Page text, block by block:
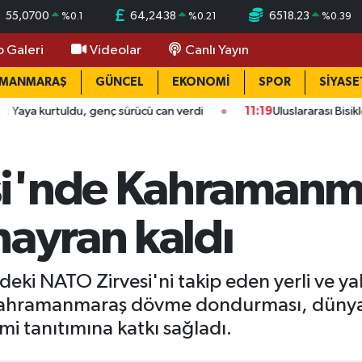
55,0700 %0.1 64,2438 %0.21 6518.23 %0.39
Galeri Videolar Canlı Yayın
GÜNCEL EKONOMİ SPOR
genç sürücü can verdi 11:19 Uluslararası Bisiklet
kaldı
NATO Zirvesi'ni takip eden yerli ve
dövme dondurması,
katkı sağladı.